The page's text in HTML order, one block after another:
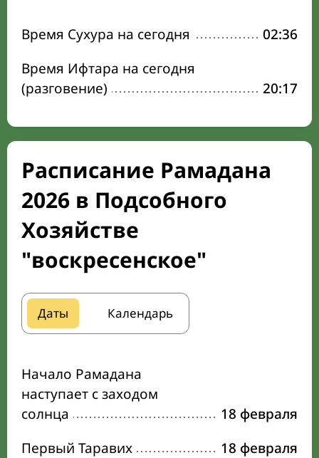
Время Сухура на сегодня
02:36
Время Ифтара на сегодня
(разговение)
20:17
Расписание Рамадана
2026 в Подсобного
Хозяйстве
"воскресенское"
Даты Календарь
Начало Рамадана
наступает с заходом
солнца
18 февраля
Первый Таравих
18 февраля